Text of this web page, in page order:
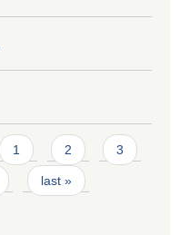
1 2 3
last »